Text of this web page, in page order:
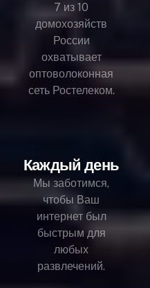
7 из 10
домохозяйств
России
охватывает
оптоволоконная
сеть Ростелеком.
Каждый день
Мы заботимся,
чтобы Ваш
интернет был
быстрым для
любых
развлечений.